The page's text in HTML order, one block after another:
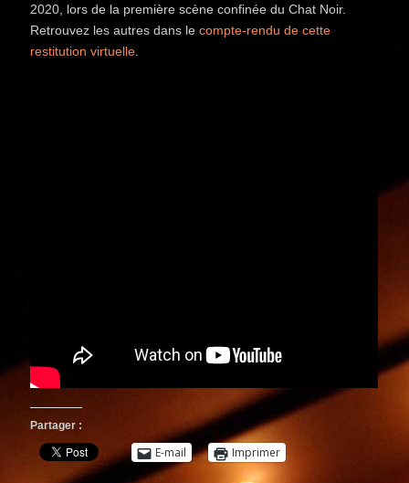
2020, lors de la première scène confinée du Chat Noir.
Retrouvez les autres dans lecompte-rendu de cette
restitution virtuelle.
Partager :
E-mail Imprimer